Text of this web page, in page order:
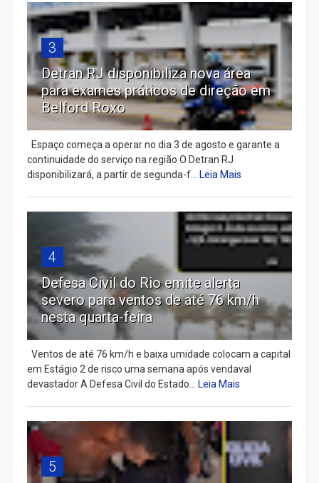
3
Detran RJ disponibiliza nova área
para exames práticos de direção em
Belford Roxo
Espaço começa a operar no dia 3 de agosto e garante a
continuidade do serviço na região O Detran RJ
disponibilizará, a partir de segunda-f... Leia Mais
4
Defesa Civil do Rio emite alerta
severo para ventos de até 76 km/h
nesta quarta-feira
Ventos de até 76 km/h e baixa umidade colocam a capital
em Estágio 2 de risco uma semana após vendaval
devastador A Defesa Civil do Estado... Leia Mais
5